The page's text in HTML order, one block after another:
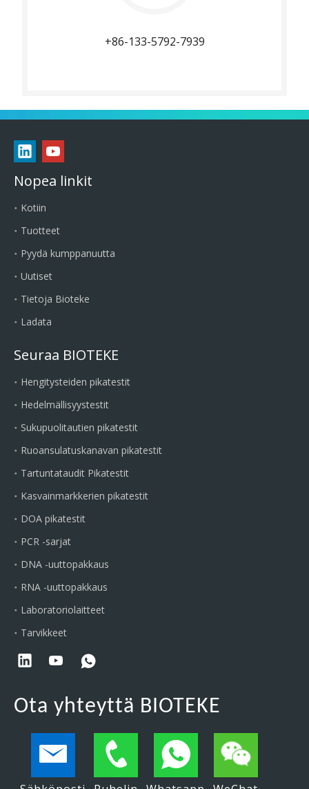
+86-133-5792-7939
Nopea linkit
Kotiin
Tuotteet
Pyydä kumppanuutta
Uutiset
Tietoja Bioteke
Ladata
Seuraa BIOTEKE
Hengitysteiden pikatestit
Hedelmällisyystestit
Sukupuolitautien pikatestit
Ruoansulatuskanavan pikatestit
Tartuntataudit Pikatestit
Kasvainmarkkerien pikatestit
DOA pikatestit
PCR -sarjat
DNA -uuttopakkaus
RNA -uuttopakkaus
Laboratoriolaitteet
Tarvikkeet
Ota yhteyttä BIOTEKE